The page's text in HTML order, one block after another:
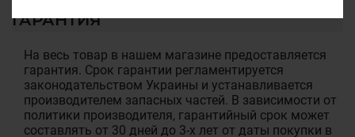
ГАРАНТИЯ
На весь товар в нашем магазине предоставляется
гарантия. Срок гарантии регламентируется
законодательством Украины и устанавливается
производителем запасных частей. В зависимости от
политики производителя, гарантийный срок может
составлять от 30 дней до 3-х лет от даты покупки в